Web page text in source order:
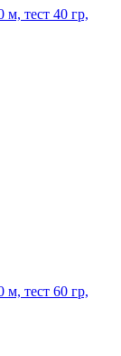
тест 40 гр,
тест 60 гр,